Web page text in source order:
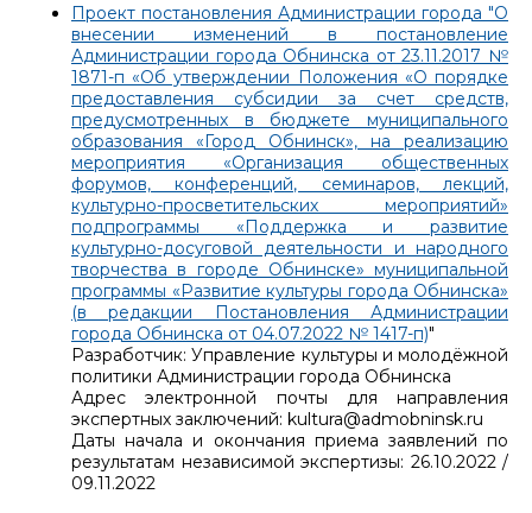
Проект постановления Администрации города "О
внесении изменений в постановление
Администрации города Обнинска от 23.11.2017 №
1871-п «Об утверждении Положения «О порядке
предоставления субсидии за счет средств,
предусмотренных в бюджете муниципального
образования «Город Обнинск», на реализацию
мероприятия «Организация общественных
форумов, конференций, семинаров, лекций,
культурно-просветительских мероприятий»
подпрограммы «Поддержка и развитие
культурно-досуговой деятельности и народного
творчества в городе Обнинске» муниципальной
программы «Развитие культуры города Обнинска»
(в редакции Постановления Администрации
города Обнинска от 04.07.2022 № 1417-п)"
Разработчик: Управление культуры и молодёжной
политики Администрации города Обнинска
Адрес электронной почты для направления
экспертных заключений: kultura@admobninsk.ru
Даты начала и окончания приема заявлений по
результатам независимой экспертизы: 26.10.2022 /
09.11.2022